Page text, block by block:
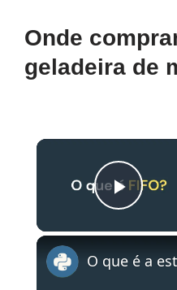
Onde
geladeira de
Play